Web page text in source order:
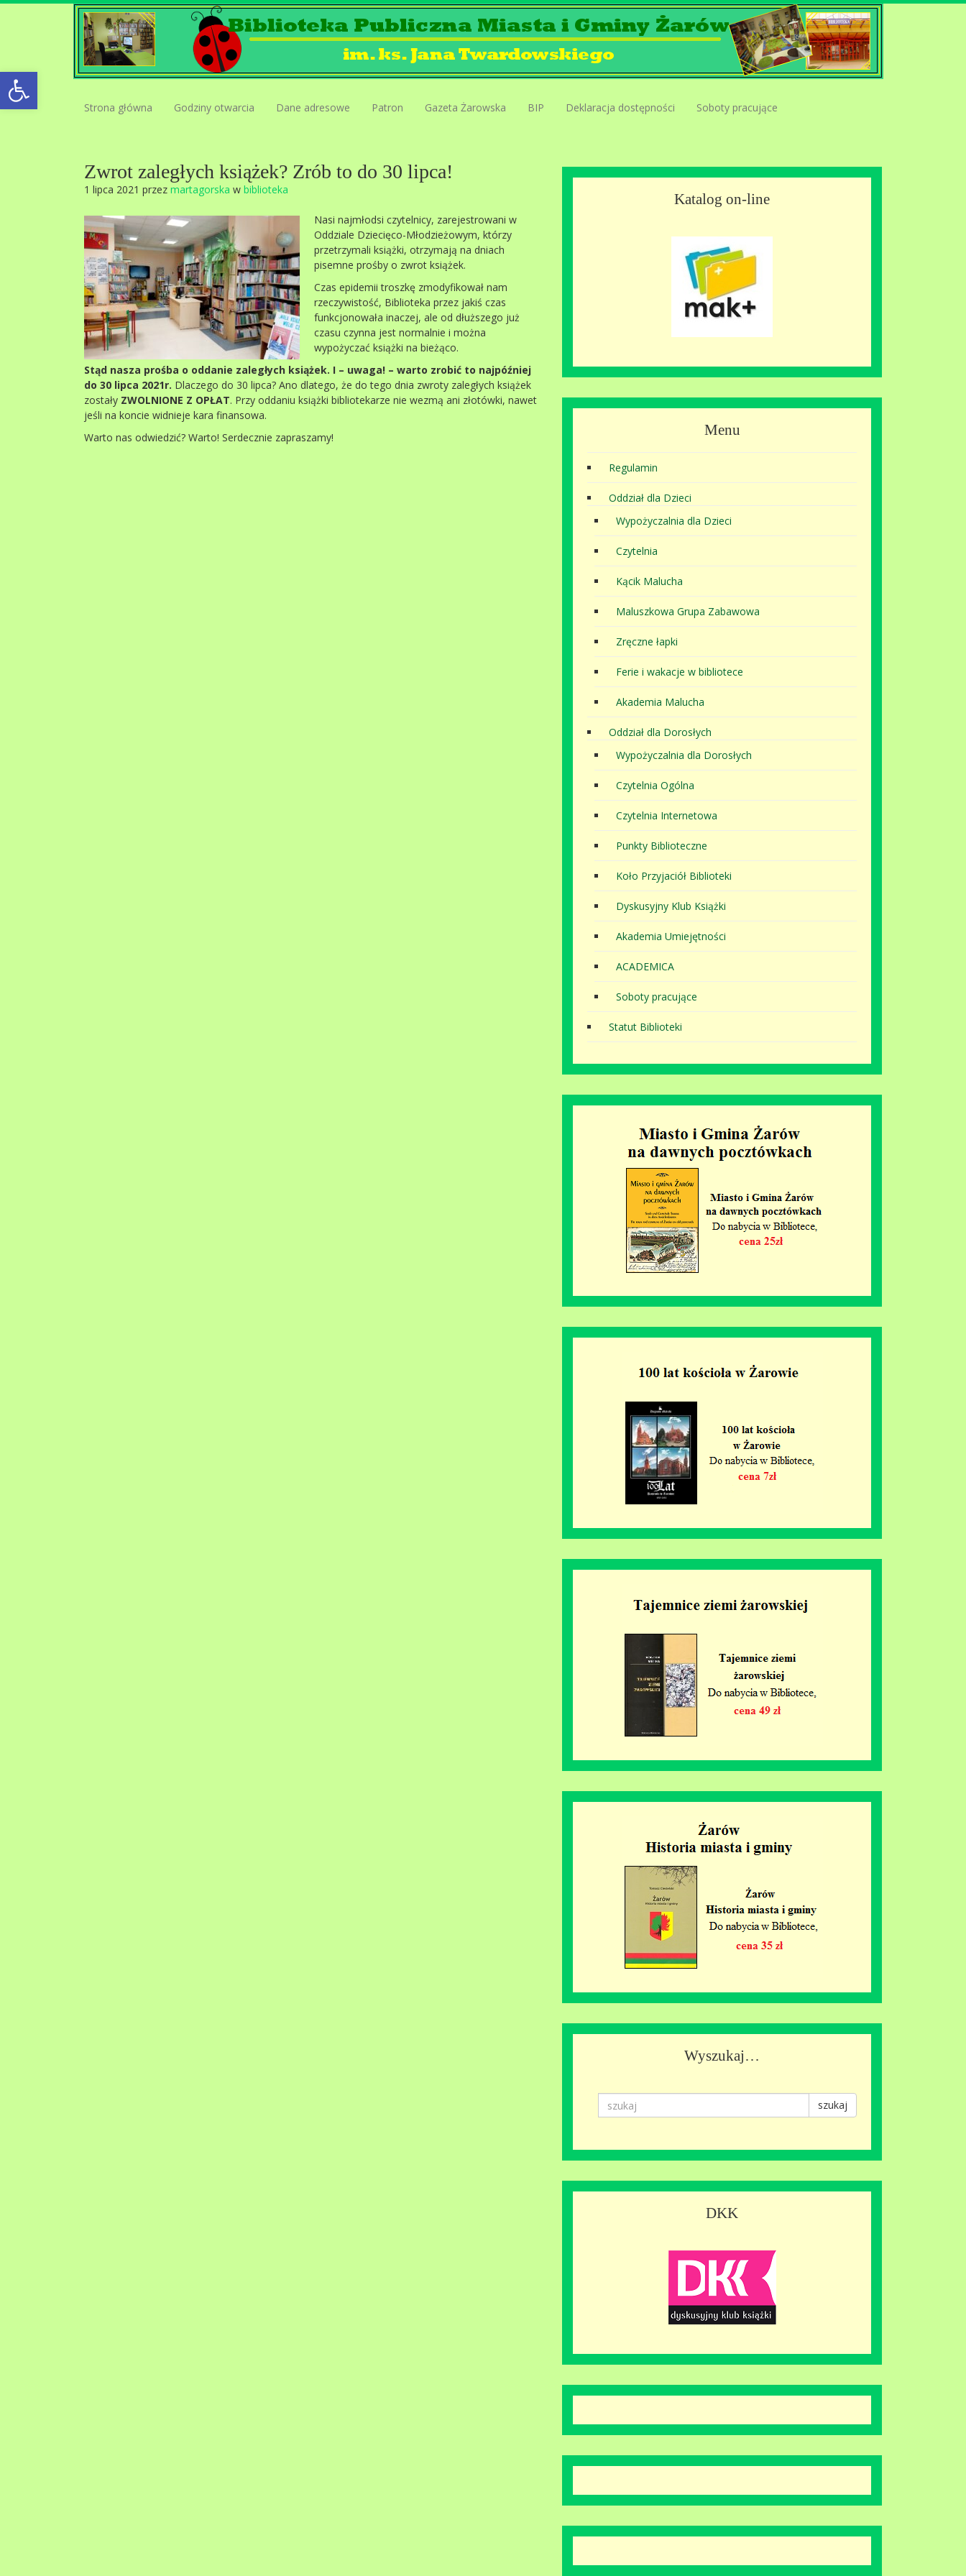
Open toolbar
Strona główna Godziny otwarcia Dane adresowe Patron Gazeta Żarowska BIP Deklaracja dostępności Soboty pracujące
Zwrot zaległych książek? Zrób to do 30 lipca!
1 lipca 2021 przez martagorska w biblioteka
Nasi najmłodsi czytelnicy, zarejestrowani w
Oddziale Dziecięco-Młodzieżowym, którzy
przetrzymali książki, otrzymają na dniach
pisemne prośby o zwrot książek.
Czas epidemii troszkę zmodyfikował nam
rzeczywistość, Biblioteka przez jakiś czas
funkcjonowała inaczej, ale od dłuższego już
czasu czynna jest normalnie i można
wypożyczać książki na bieżąco.
Stąd nasza prośba o oddanie zaległych książek. I – uwaga! – warto zrobić to najpóźniej
do 30 lipca 2021r. Dlaczego do 30 lipca? Ano dlatego, że do tego dnia zwroty zaległych książek
zostały ZWOLNIONE Z OPŁAT. Przy oddaniu książki bibliotekarze nie wezmą ani złotówki, nawet
jeśli na koncie widnieje kara finansowa.
Warto nas odwiedzić? Warto! Serdecznie zapraszamy!
Katalog on-line
Menu
Regulamin
Oddział dla Dzieci
Wypożyczalnia dla Dzieci
Czytelnia
Kącik Malucha
Maluszkowa Grupa Zabawowa
Zręczne łapki
Ferie i wakacje w bibliotece
Akademia Malucha
Oddział dla Dorosłych
Wypożyczalnia dla Dorosłych
Czytelnia Ogólna
Czytelnia Internetowa
Punkty Biblioteczne
Koło Przyjaciół Biblioteki
Dyskusyjny Klub Książki
Akademia Umiejętności
ACADEMICA
Soboty pracujące
Statut Biblioteki
Wyszukaj…
szukaj
DKK